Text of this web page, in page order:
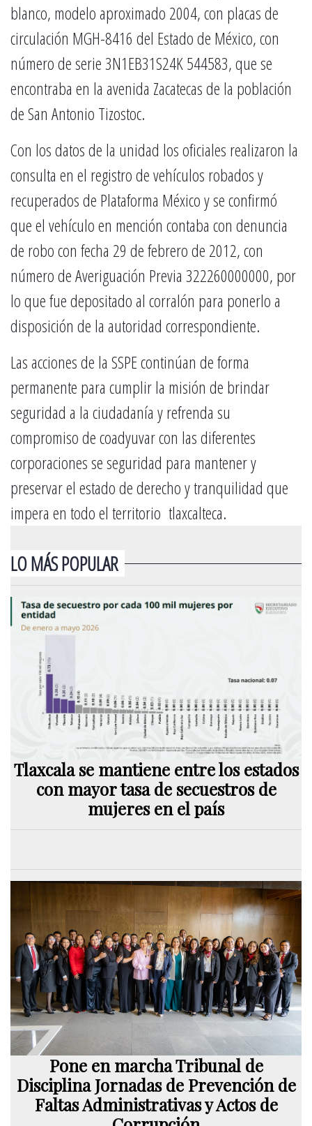
blanco, modelo aproximado 2004, con placas de
circulación MGH-8416 del Estado de México, con
número de serie 3N1EB31S24K 544583, que se
encontraba en la avenida Zacatecas de la población
de San Antonio Tizostoc.
Con los datos de la unidad los oficiales realizaron la
consulta en el registro de vehículos robados y
recuperados de Plataforma México y se confirmó
que el vehículo en mención contaba con denuncia
de robo con fecha 29 de febrero de 2012, con
número de Averiguación Previa 322260000000, por
lo que fue depositado al corralón para ponerlo a
disposición de la autoridad correspondiente.
Las acciones de la SSPE continúan de forma
permanente para cumplir la misión de brindar
seguridad a la ciudadanía y refrenda su
compromiso de coadyuvar con las diferentes
corporaciones se seguridad para mantener y
preservar el estado de derecho y tranquilidad que
impera en todo el territorio tlaxcalteca.
LO MÁS POPULAR
Tlaxcala se mantiene entre los estados
con mayor tasa de secuestros de
mujeres en el país
Pone en marcha Tribunal de
Disciplina Jornadas de Prevención de
Faltas Administrativas y Actos de